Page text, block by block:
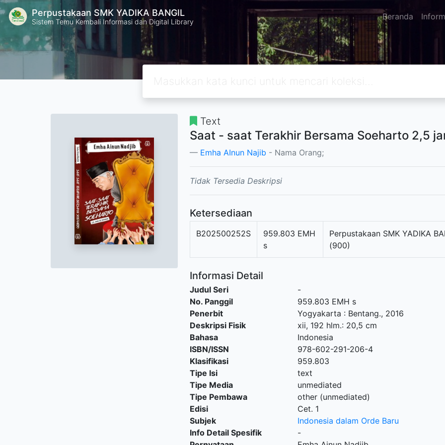
Perpustakaan SMK YADIKA BANGIL
Sistem Temu Kembali Informasi dan Digital Library Beranda
Text
Saat - saat Terakhir Bersama Soeharto 2,5
Emha AInun Najib - Nama Orang;
Tidak Tersedia Deskripsi
Ketersediaan
B202500252S
959.803 EMH
s
Perpustakaan SMK YADIKA
(900)
Informasi Detail
Judul Seri
-
No. Panggil
959.803 EMH s
Penerbit
Yogyakarta : Bentang., 2016
Deskripsi Fisik
xii, 192 hlm.: 20,5 cm
Bahasa
Indonesia
ISBN/ISSN
978-602-291-206-4
Klasifikasi
959.803
Tipe Isi
text
Tipe Media
unmediated
Tipe Pembawa
other (unmediated)
Edisi
Cet. 1
Subjek
Indonesia dalam Orde Baru
Info Detail Spesifik
-